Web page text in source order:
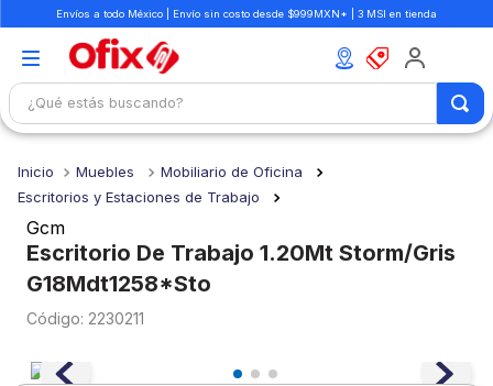
Envíos a todo México | Envío sin costo desde $999MXN* | 3 MSI en tienda
¿Qué estás buscando?
Muebles
Mobiliario de Oficina
Escritorios y Estaciones de Trabajo
Gcm
Escritorio De Trabajo 1.20Mt Storm/Gris
G18Mdt1258*Sto
: 2230211
1.
mochilas
2
3.
cuaderno
4.
cuadernos
colores
6.
boligrafo